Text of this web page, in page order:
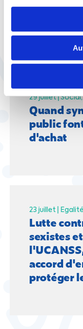
À lire
29 juillet |Social
Quand
public
d'achat
23 juillet |
Lutte
sexistes
accord
protéger